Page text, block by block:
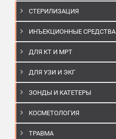
СТЕРИЛИЗАЦИЯ
ИНЪЕКЦИОННЫЕ СРЕДСТВА
ДЛЯ КТ И МРТ
ДЛЯ УЗИ И ЭКГ
ЗОНДЫ И КАТЕТЕРЫ
КОСМЕТОЛОГИЯ
ТРАВМА